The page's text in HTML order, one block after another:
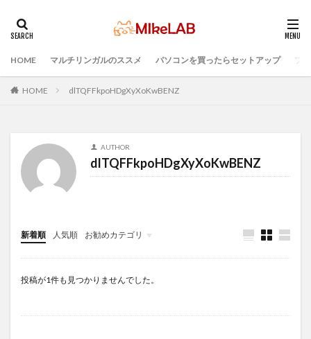
HOME マルチリンガルのススメ パソコンを買ったらセットアップ プ
HOME dlTQFFkpoHDgXyXoKwBENZ
AUTHOR
dlTQFFkpoHDgXyXoKwBENZ
新着順 人気順 お勧めカテゴリ
Infomation
投稿が1件も見つかりませんでした。
タグ
選ぶ PCセットアップ 初心者
セキュリティ対策ソフト
インストール どれがいい